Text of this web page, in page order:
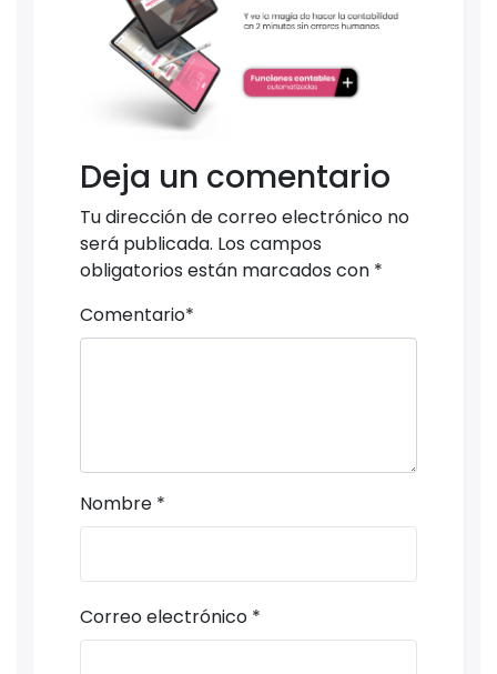
Deja un comentario
Tu dirección de correo electrónico no
será publicada. Los campos
obligatorios están marcados con *
Comentario*
Nombre *
Correo electrónico *